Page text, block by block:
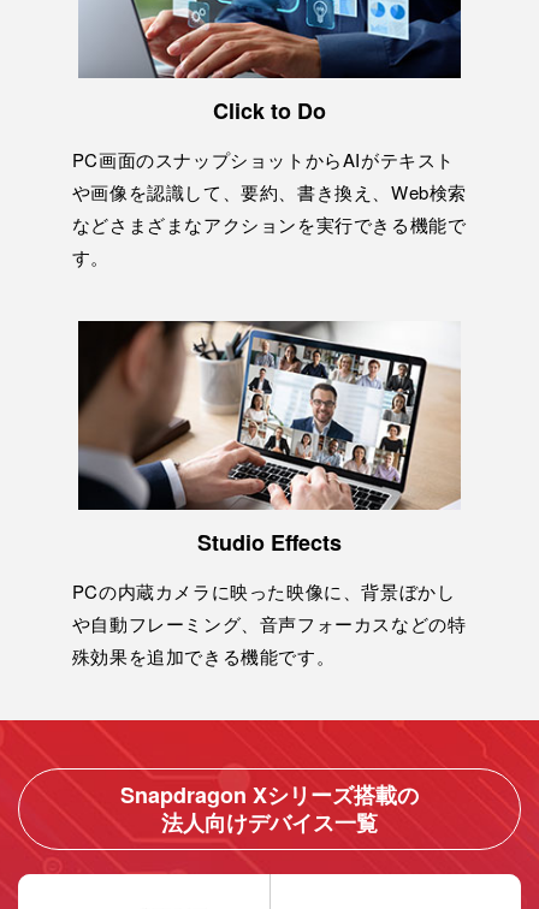
Click to Do
PC画⾯のスナップショットからAIがテキスト
や画像を認識して、要約、書き換え、Web検索
などさまざまなアクションを実⾏できる機能で
す。
Studio Effects
PCの内蔵カメラに映った映像に、背景ぼかし
や⾃動フレーミング、⾳声フォーカスなどの特
殊効果を追加できる機能です。
Snapdragon Xシリーズ搭載の
法⼈向けデバイス⼀覧